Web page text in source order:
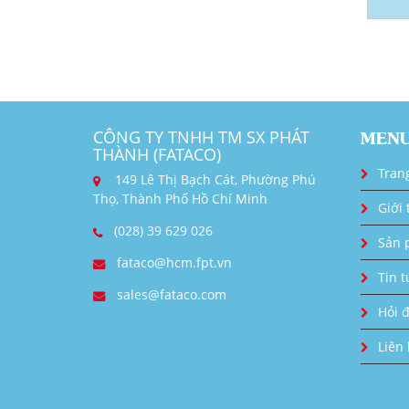
CÔNG TY TNHH TM SX PHÁT
THÀNH (FATACO)
149 Lê Thị Bạch Cát, Phường Phú
Thọ, Thành Phố Hồ Chí Minh
(028) 39 629 026
fataco@hcm.fpt.vn
sales@fataco.com
Giới
Sản
Tin
Hỏi
Liên